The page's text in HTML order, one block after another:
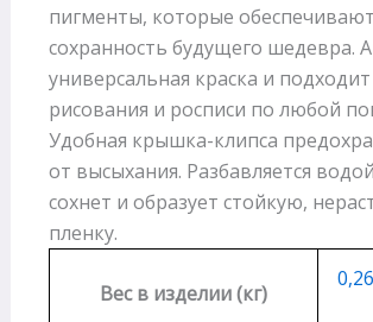
пигменты, которые обеспечивают
сохранность будущего шедевра.
универсальная краска и
рисования и росписи по любой
Удобная крышка-клипса
от высыхания. Разбавляется
сохнет и образует стойкую,
пленку.
Вес в изделии (кг)